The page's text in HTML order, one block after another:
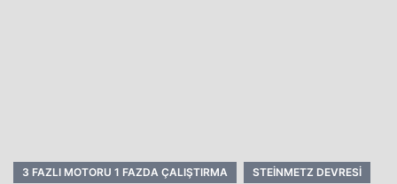
3 FAZLI MOTORU 1 FAZDA ÇALIŞTIRMA
STEINMETZ DEVRESI